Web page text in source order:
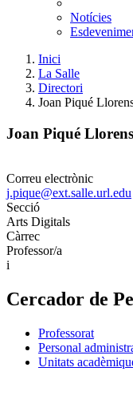
Notícies
Inici
La Salle
Directori
Joan Piqué
Joan Piqué Llorens
Correu electrònic
j.pique@ext.salle.url.edu
Secció
Arts Digitals
Càrrec
Professor/a
i
Cercador de
Professorat
Personal
Unitats